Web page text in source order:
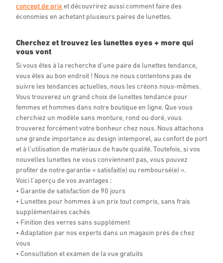
concept de prix et découvrirez aussi comment faire des
économies en achetant plusieurs paires de lunettes.
Cherchez et trouvez les lunettes eyes + more qui
vous vont
Si vous êtes à la recherche d’une paire de lunettes tendance,
vous êtes au bon endroit ! Nous ne nous contentons pas de
suivre les tendances actuelles, nous les créons nous-mêmes.
Vous trouverez un grand choix de lunettes tendance pour
femmes et hommes dans notre boutique en ligne. Que vous
cherchiez un modèle sans monture, rond ou doré, vous
trouverez forcément votre bonheur chez nous. Nous attachons
une grande importance au design intemporel, au confort de port
et à l’utilisation de matériaux de haute qualité. Toutefois, si vos
nouvelles lunettes ne vous conviennent pas, vous pouvez
profiter de notre garantie « satisfait(e) ou remboursé(e) ».
Voici l’aperçu de vos avantages :
• Garantie de satisfaction de 90 jours
• Lunettes pour hommes à un prix tout compris, sans frais
supplémentaires cachés
• Finition des verres sans supplément
• Adaptation par nos experts dans un magasin près de chez
vous
• Consultation et examen de la vue gratuits